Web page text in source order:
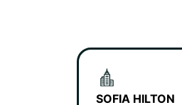
SOFIA HILTON